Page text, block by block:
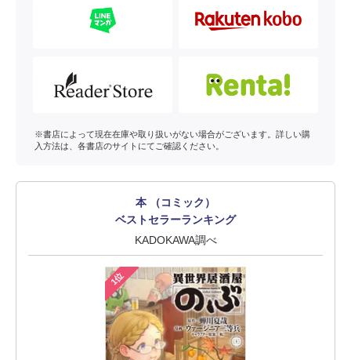
※書店によって現在在庫や取り扱いがない場合がございます。詳しい購
入方法は、各書店のサイトにてご確認ください。
本 （コミック）
ベストセラーランキング
KADOKAWA調べ
1位